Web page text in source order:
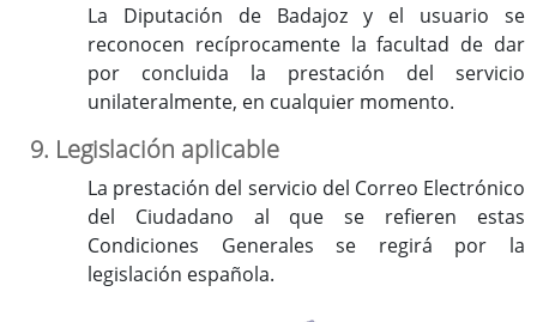
La Diputación de Badajoz y el usuario se
reconocen recíprocamente la facultad de dar
por concluida la prestación del servicio
unilateralmente, en cualquier momento.
9. Legislación aplicable
La prestación del servicio del Correo Electrónico
del Ciudadano al que se refieren estas
Condiciones Generales se regirá por la
legislación española.